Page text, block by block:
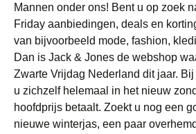
Mannen onder ons! Bent u op zoek
Friday aanbiedingen, deals en
van bijvoorbeeld mode, fashion,
Dan is Jack & Jones de webshop
Zwarte Vrijdag Nederland dit jaar.
u zichzelf helemaal in het nieuw
hoofdprijs betaalt. Zoekt u nog een
nieuwe winterjas, een paar